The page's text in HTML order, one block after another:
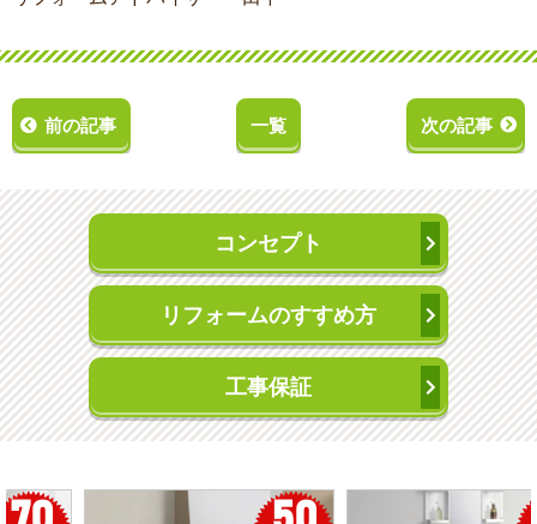
前の記事 一覧 次の記事
コンセプト
リフォームのすすめ方
工事保証